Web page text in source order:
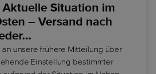
Situation im
– Versand nach
an unsere frühere Mitteilung über
Einstellung bestimmter